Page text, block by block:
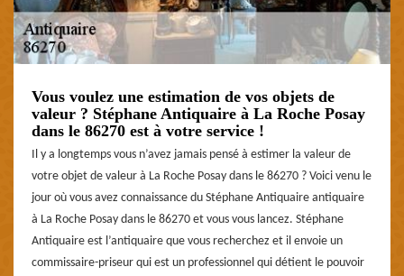
Vous voulez une estimation de vos objets de
valeur ? Stéphane Antiquaire à La Roche Posay
dans le 86270 est à votre service !
Il y a longtemps vous n’avez jamais pensé à estimer la valeur de
votre objet de valeur à La Roche Posay dans le 86270 ? Voici venu le
jour où vous avez connaissance du Stéphane Antiquaire antiquaire
à La Roche Posay dans le 86270 et vous vous lancez. Stéphane
Antiquaire est l’antiquaire que vous recherchez et il envoie un
commissaire-priseur qui est un professionnel qui détient le pouvoir